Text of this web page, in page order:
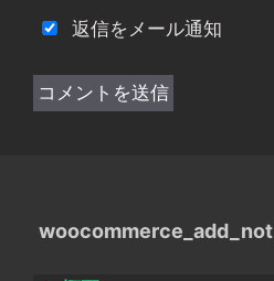
返信をメール通知